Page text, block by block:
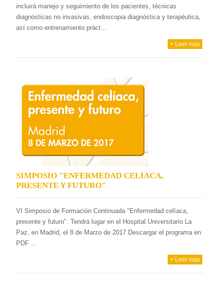
incluirá manejo y seguimiento de los pacientes, técnicas
diagnósticas no invasivas, endoscopia diagnóstica y terapéutica,
así como entrenamiento práct...
+ Leer mas
SIMPOSIO "ENFERMEDAD CELÍACA,
PRESENTE Y FUTURO"
VI Simposio de Formación Continuada "Enfermedad celíaca,
presente y futuro". Tendrá lugar en el Hospital Universitario La
Paz, en Madrid, el 8 de Marzo de 2017 Descargar el programa en
PDF ...
+ Leer mas